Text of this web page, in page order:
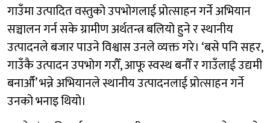
गाउँमा उत्पादित वस्तुको उपभोगलाई प्रोत्साहन गर्ने अभियान
सञ्चालन गर्न सके ग्रामीण अर्थतन्त्र बलियो हुने र स्थानीय
उत्पादनले बजार पाउने विश्वास उनले व्यक्त गरे। ‘बसे पनि सहर,
गाउँकै उत्पादन उपभोग गरौँ, आफू स्वस्थ बनौँ र गाउँलाई उद्यमी
बनाऔँ’ भन्ने अभियानले स्थानीय उत्पादनलाई प्रोत्साहन गर्ने
उनको भनाइ थियो।